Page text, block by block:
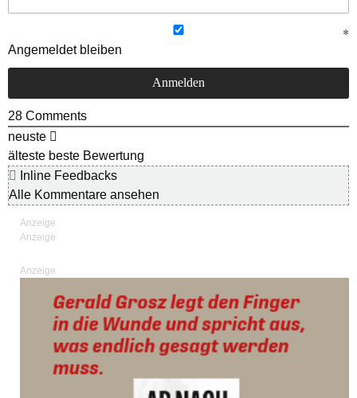
Angemeldet bleiben
28 Comments
neuste
älteste beste Bewertung
Inline Feedbacks
Alle Kommentare ansehen
Anzeige